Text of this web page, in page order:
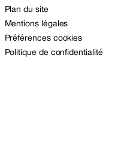
Plan du site
Mentions légales
Préférences cookies
Politique de confidentialité